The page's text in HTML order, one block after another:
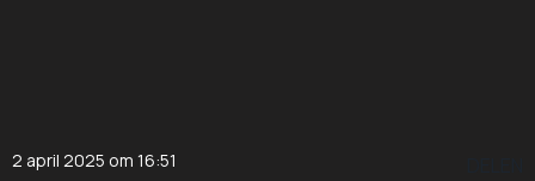
2 april 2025 om 16:51